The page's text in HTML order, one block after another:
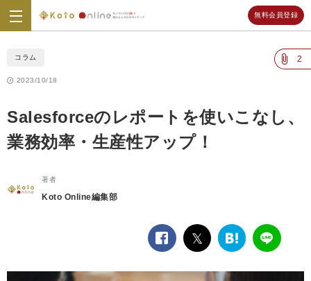
Koto
無料会員登録
コラム 2
2023/10/18
Salesforceのレポートを使いこなし、
業務効率・生産性アップ！
著者
Koto Online編集部
facebook
twitterは
な
LINE